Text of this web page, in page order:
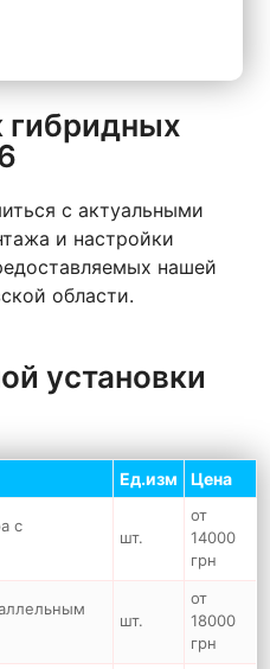
с актуальными
и настройки
нашей
области.
установки
Ед.изм Цена
с
шт.
от
14000
грн
шт.
от
18000
грн